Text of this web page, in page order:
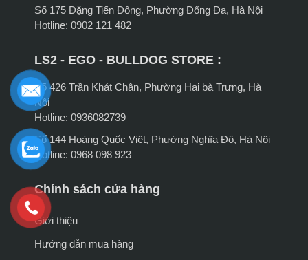
Số 175 Đặng Tiến Đông, Phường Đống Đa, Hà Nội
Hotline: 0902 121 482
LS2 - EGO - BULLDOG STORE :
Số 426 Trần Khát Chân, Phường Hai bà Trưng, Hà
Nội
Hotline: 0936082739
Số 144 Hoàng Quốc Việt, Phường Nghĩa Đô, Hà Nội
Hotline: 0968 098 923
Chính sách cửa hàng
Giới thiệu
Hướng dẫn mua hàng